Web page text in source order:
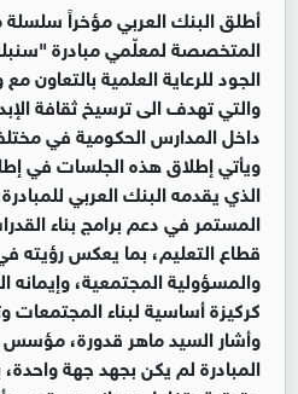
أطلق البنك العربي مؤخراً
المتخصصة لمعلّمي مبادرة
الجود للرعاية العلمية بالتعاون مع
والتي تهدف الى ترسيخ ثقافة
داخل المدارس الحكومية في
ويأتي إطلاق هذه الجلسات في
الذي يقدمه البنك العربي
المستمر في دعم برامج بناء
قطاع التعليم، بما يعكس رؤيته
والمسؤولية المجتمعية، وإيمانه
كركيزة أساسية لبناء المجتمعات
وأشار السيد ماهر قدورة، مؤسس
المبادرة لم يكن بجهد جهة